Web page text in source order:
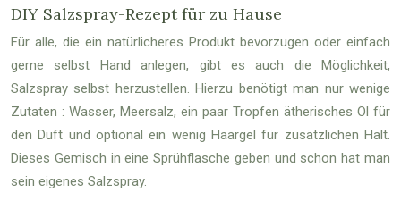
DIY Salzspray-Rezept für zu Hause
Für alle, die ein natürlicheres Produkt bevorzugen oder einfach
gerne selbst Hand anlegen, gibt es auch die Möglichkeit,
Salzspray selbst herzustellen. Hierzu benötigt man nur wenige
Zutaten : Wasser, Meersalz, ein paar Tropfen ätherisches Öl für
den Duft und optional ein wenig Haargel für zusätzlichen Halt.
Dieses Gemisch in eine Sprühflasche geben und schon hat man
sein eigenes Salzspray.